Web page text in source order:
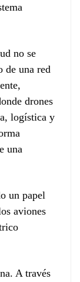
no se
de una red
drones
logística y
una
un papel
aviones
A través